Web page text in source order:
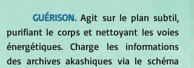
GUÉRISON. Agit sur le plan subtil,
purifiant le corps et nettoyant les voies
énergétiques. Charge les informations
des archives akashiques via le schéma